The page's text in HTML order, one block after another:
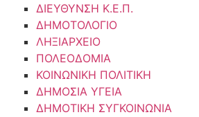
ΔΙΕΥΘΥΝΣΗ Κ.Ε.Π.
ΔΗΜΟΤΟΛΟΓΙΟ
ΛΗΞΙΑΡΧΕΙΟ
ΠΟΛΕΟΔΟΜΙΑ
ΚΟΙΝΩΝΙΚΗ ΠΟΛΙΤΙΚΗ
ΔΗΜΟΣΙΑ ΥΓΕΙΑ
ΔΗΜΟΤΙΚΗ ΣΥΓΚΟΙΝΩΝΙΑ